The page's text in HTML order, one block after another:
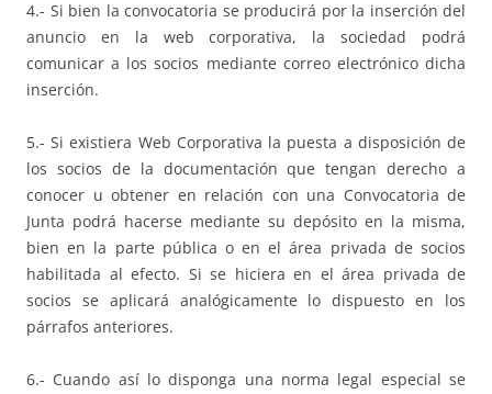
4.- Si bien la convocatoria se producirá por la inserción del
anuncio en la web corporativa, la sociedad podrá
comunicar a los socios mediante correo electrónico dicha
inserción.
5.- Si existiera Web Corporativa la puesta a disposición de
los socios de la documentación que tengan derecho a
conocer u obtener en relación con una Convocatoria de
Junta podrá hacerse mediante su depósito en la misma,
bien en la parte pública o en el área privada de socios
habilitada al efecto. Si se hiciera en el área privada de
socios se aplicará analógicamente lo dispuesto en los
párrafos anteriores.
6.- Cuando así lo disponga una norma legal especial se